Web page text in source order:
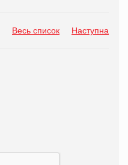
Весь список Наступна